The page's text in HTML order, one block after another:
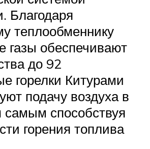
Благодаря
теплообменнику
газы обеспечивают
до 92
горелки Китурами
подачу воздуха в
способствуя
горения топлива